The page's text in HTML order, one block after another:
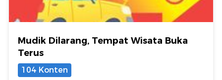
Mudik Dilarang, Tempat Wisata Buka
Terus
104 Konten